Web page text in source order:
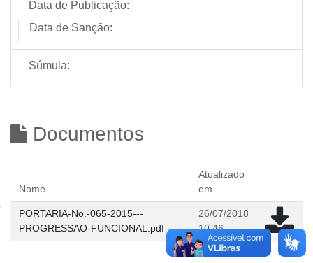
Data de Publicação:
Data de Sanção:
Súmula:
Documentos
Nome
Atualizado
em
PORTARIA-No.-065-2015---
PROGRESSAO-FUNCIONAL.pdf
26/07/2018
10:46